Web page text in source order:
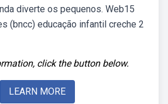
diverte os pequenos. Web15
(bncc) educação infantil creche 2
click the button below.
LEARN MORE